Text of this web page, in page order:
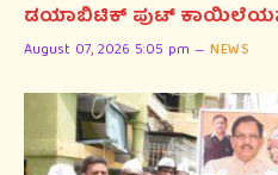
ಡಯಾಬಿಟಿಕ್ ಪುಟ್
August 07, 2026 5:05 pm NEWS